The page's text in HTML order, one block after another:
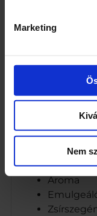
Marketing
Nem
Lapított
kakaóvaj,
Színezék:
Aroma